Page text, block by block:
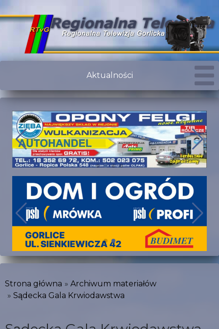
Aktualności
Strona główna
Archiwum materiałów
Sądecka Gala Krwiodawstwa